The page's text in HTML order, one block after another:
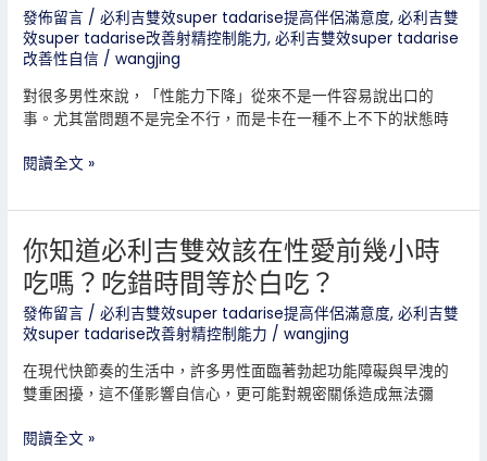
男
性
真
的
需
要
嗎？
發佈留言 /必利吉雙效super tadarise提高伴侶滿意度,必利吉雙
效super tadarise改善射精控制能力,必利吉雙效super tadarise
改善性自信 /wangjing
對很多男性來說，「性能力下降」從來不是一件容易說出口的
事。尤其當問題不是完全不行，而是卡在一種不上不下的狀態時
自
己
老
了，
直
到
用
了
配
方
才
發
現
真
相？
閱讀全文 »
你知道必利吉雙效該在性愛前幾小時
吃嗎？吃錯時間等於白吃？
發佈留言 /必利吉雙效super tadarise提高伴侶滿意度,必利吉雙
效super tadarise改善射精控制能力 /wangjing
在現代快節奏的生活中，許多男性面臨著勃起功能障礙與早洩的
雙重困擾，這不僅影響自信心，更可能對親密關係造成無法彌
你
知
道
必
利
雙
效
在
閱讀全文 »